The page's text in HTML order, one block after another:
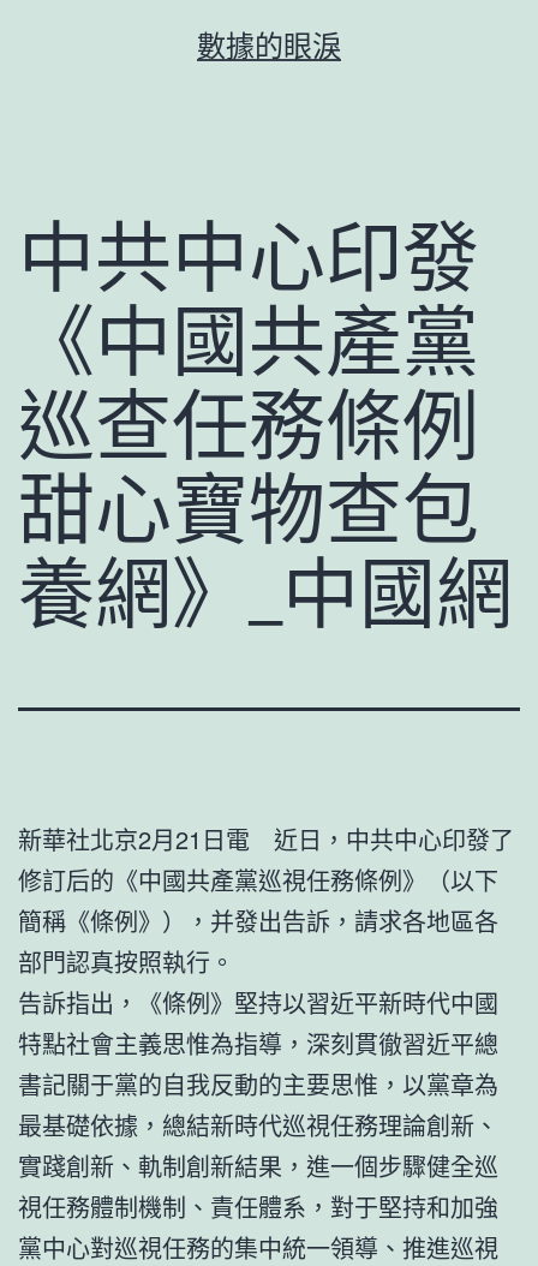
數據的眼淚
中共中心印發
《中國共產黨
巡查任務條例
甜心寶物查包
養網》_中國網
新華社北京2月21日電 近日，中共中心印發了
修訂后的《中國共產黨巡視任務條例》（以下
簡稱《條例》），并發出告訴，請求各地區各
部門認真按照執行。
告訴指出，《條例》堅持以習近平新時代中國
特點社會主義思惟為指導，深刻貫徹習近平總
書記關于黨的自我反動的主要思惟，以黨章為
最基礎依據，總結新時代巡視任務理論創新、
實踐創新、軌制創新結果，進一個步驟健全巡
視任務體制機制、責任體系，對于堅持和加強
黨中心對巡視任務的集中統一領導、推進巡視